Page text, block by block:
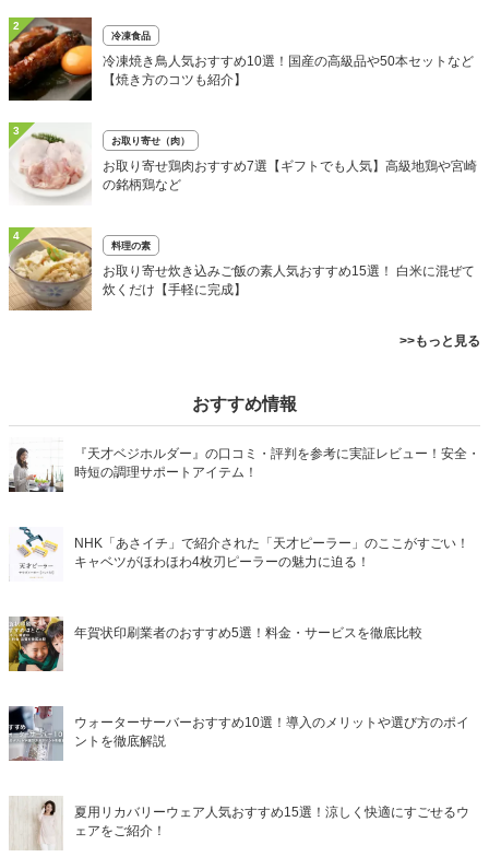
2
冷凍食品
冷凍焼き鳥人気おすすめ10選！国産の高級品や50本セットなど
【焼き方のコツも紹介】
3
お取り寄せ（肉）
お取り寄せ鶏肉おすすめ7選【ギフトでも人気】高級地鶏や宮崎
の銘柄鶏など
4
料理の素
お取り寄せ炊き込みご飯の素人気おすすめ15選！ 白米に混ぜて
炊くだけ【手軽に完成】
>>もっと見る
おすすめ情報
『天才ベジホルダー』の口コミ・評判を参考に実証レビュー！安全・
時短の調理サポートアイテム！
NHK「あさイチ」で紹介された「天才ピーラー」のここがすごい！
キャベツがほわほわ4枚刃ピーラーの魅力に迫る！
年賀状印刷業者のおすすめ5選！料金・サービスを徹底比較
ウォーターサーバーおすすめ10選！導入のメリットや選び方のポイ
ントを徹底解説
夏用リカバリーウェア人気おすすめ15選！涼しく快適にすごせるウ
ェアをご紹介！